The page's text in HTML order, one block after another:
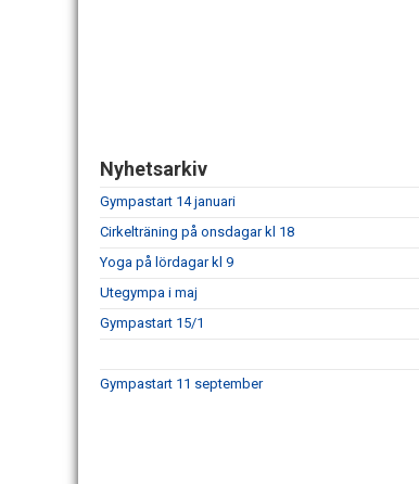
Nyhetsarkiv
Gympastart 14 januari
Cirkelträning på onsdagar kl 18
Yoga på lördagar kl 9
Utegympa i maj
Gympastart 15/1
Gympastart 11 september